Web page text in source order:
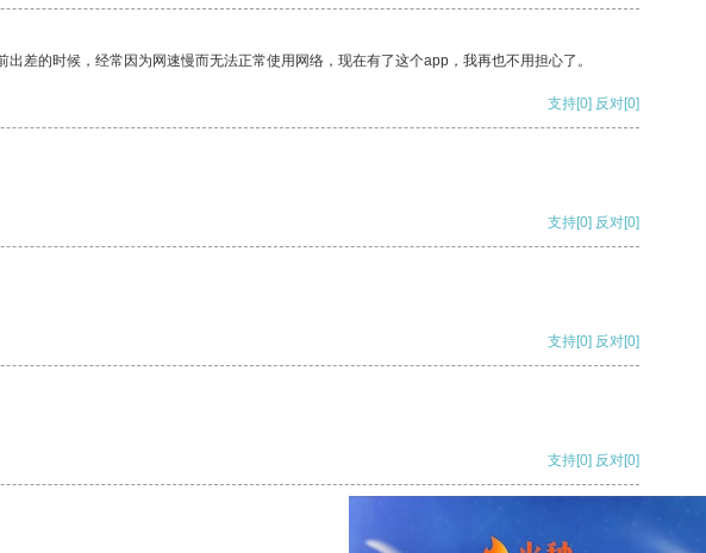
差的时候，经常因为网速慢而无法正常使用网络，现在有了这个app，我再也不用担心了。
支持[0] 反对[0]
支持[0] 反对[0]
支持[0] 反对[0]
支持[0] 反对[0]